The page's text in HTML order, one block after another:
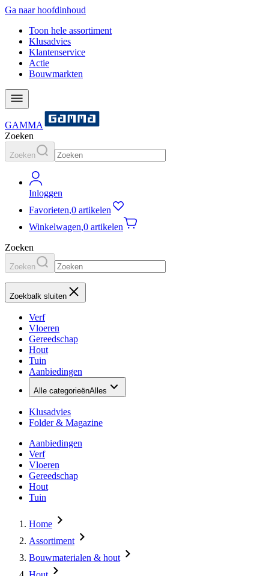
Ga naar hoofdinhoud
Toon hele assortiment
Klusadvies
Klantenservice
Actie
Bouwmarkten
GAMMA
Zoeken
Zoeken
Inloggen
Favorieten,0 artikelen
Winkelwagen,0 artikelen
Zoeken
Zoeken
Zoekbalk sluiten
Verf
Vloeren
Gereedschap
Hout
Tuin
Aanbiedingen
Alle categorieënAlles
Klusadvies
Folder & Magazine
Aanbiedingen
Verf
Vloeren
Gereedschap
Hout
Tuin
Home
Assortiment
Bouwmaterialen & hout